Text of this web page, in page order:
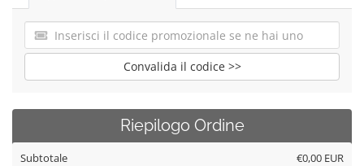
Convalida il codice >>
Riepilogo Ordine
Subtotale €0,00 EUR